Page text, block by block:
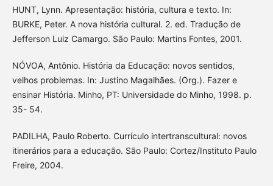
HUNT, Lynn. Apresentação: história, cultura e texto. In:
BURKE, Peter. A nova história cultural. 2. ed. Tradução de
Jefferson Luiz Camargo. São Paulo: Martins Fontes, 2001.
NÓVOA, Antônio. História da Educação: novos sentidos,
velhos problemas. In: Justino Magalhães. (Org.). Fazer e
ensinar História. Minho, PT: Universidade do Minho, 1998. p.
35- 54.
PADILHA, Paulo Roberto. Currículo intertranscultural: novos
itinerários para a educação. São Paulo: Cortez/Instituto Paulo
Freire, 2004.